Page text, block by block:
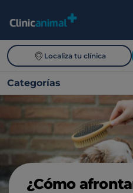
Localiza tu clínica
Categorías
¿Cómo